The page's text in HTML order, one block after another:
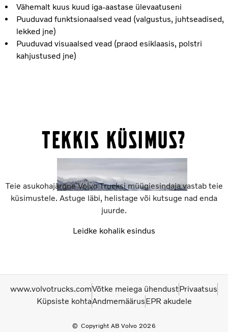
Vähemalt kuus kuud iga-aastase ülevaatuseni
Puuduvad funktsionaalsed vead (valgustus, juhtseadised,
lekked jne)
Puuduvad visuaalsed vead (praod esiklaasis, polstri
kahjustused jne)
Tekkis küsimus?
Teie asukohajärgne Volvo Trucksi müügiesindaja vastab teie
küsimustele. Astuge läbi, helistage või kutsuge nad enda
juurde.
Leidke kohalik esindus
Copyright AB Volvo 2026
www.volvotrucks.comVõtke meiega ühendustPrivaatsus
Küpsiste kohtaAndmemäärusEPR akudele